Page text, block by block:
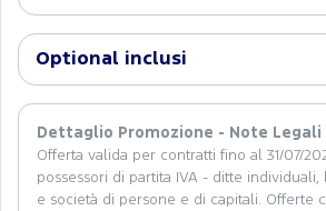
Optional inclusi
Dettaglio Promozione - Note Legali
Offerta valida per contratti fino al 31/07/
possessori di partita IVA - ditte individuali,
e società di persone e di capitali. Offerte